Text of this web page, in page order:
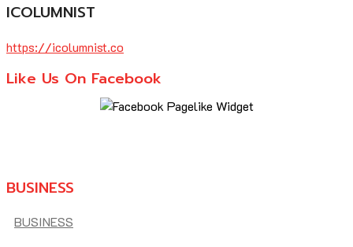
ICOLUMNIST
https://icolumnist.co
Like Us On Facebook
BUSINESS
BUSINESS